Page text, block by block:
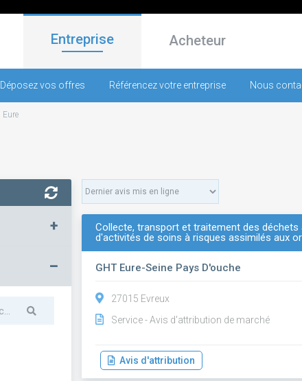
Entreprise Acheteur
Déposez vos offres Référencez votre entreprise Nous
Eure
+
–
Collecte, transport et traitement des
d'activités de soins à risques assimilés aux
GHT Eure-Seine Pays D'ouche
27015 Evreux
Service - Avis d'attribution de marché
Avis d'attribution